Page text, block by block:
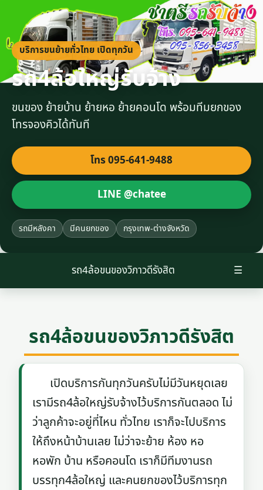
บริการขนย้ายทั่วไทย เปิดทุกวัน
รถ4ล้อใหญ่รับจ้าง
ขนของ ย้ายบ้าน ย้ายหอ ย้ายคอนโด พร้อมทีมยกของ
โทรจองคิวได้ทันที
โทร 095-641-9488
LINE @chatee
รถมีหลังคา มีคนยกของ กรุงเทพ-ต่างจังหวัด
☰
รถ4ล้อขนของวิภาวดีรังสิต
รถ4ล้อขนของวิภาวดีรังสิต
เปิดบริการกันทุกวันครับไม่มีวันหยุดเลย
เรามีรถ4ล้อใหญ่รับจ้างไว้บริการกันตลอด ไม่
ว่าลูกค้าจะอยู่ที่ไหน ทั่วไทย เราก็จะไปบริการ
ให้ถึงหน้าบ้านเลย ไม่ว่าจะย้าย ห้อง หอ
หอพัก บ้าน หรือคอนโด เราก็มีทีมงานรถ
บรรทุก4ล้อใหญ่ และคนยกของไว้บริการทุก